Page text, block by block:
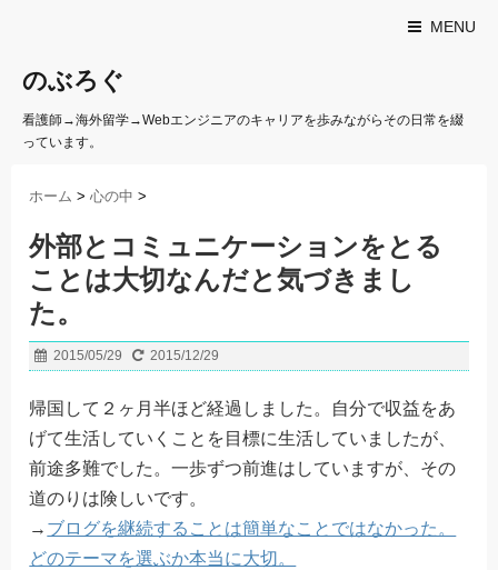
MENU
のぶろぐ
看護師→海外留学→Webエンジニアのキャリアを歩みながらその日常を綴
っています。
ホーム >心の中 >
外部とコミュニケーションをとる
ことは大切なんだと気づきまし
た。
2015/05/29 2015/12/29
帰国して２ヶ月半ほど経過しました。自分で収益をあ
げて生活していくことを目標に生活していましたが、
前途多難でした。一歩ずつ前進はしていますが、その
道のりは険しいです。
→ ブログを継続することは簡単なことではなかった。
どのテーマを選ぶか本当に大切。